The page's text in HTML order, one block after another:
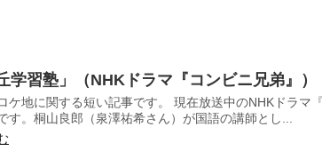
学習塾」（NHKドラマ『コンビニ兄弟』）
ケ地に関する短い記事です。 現在放送中のNHKドラマ
す。桐山良郎（泉澤祐希さん）が国語の講師とし...